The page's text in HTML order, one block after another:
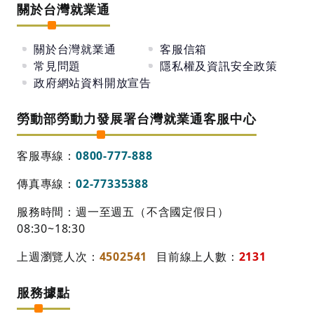
關於台灣就業通
關於台灣就業通
客服信箱
常見問題
隱私權及資訊安全政策
政府網站資料開放宣告
勞動部勞動力發展署台灣就業通客服中心
客服專線： 0800-777-888
傳真專線： 02-77335388
服務時間：週一至週五（不含國定假日）
08:30~18:30
上週瀏覽人次： 4502541 目前線上人數： 2131
服務據點